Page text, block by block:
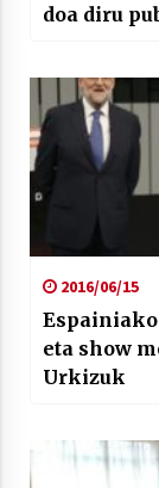
doa diru
2016/06/15
eta show
Urkizuk